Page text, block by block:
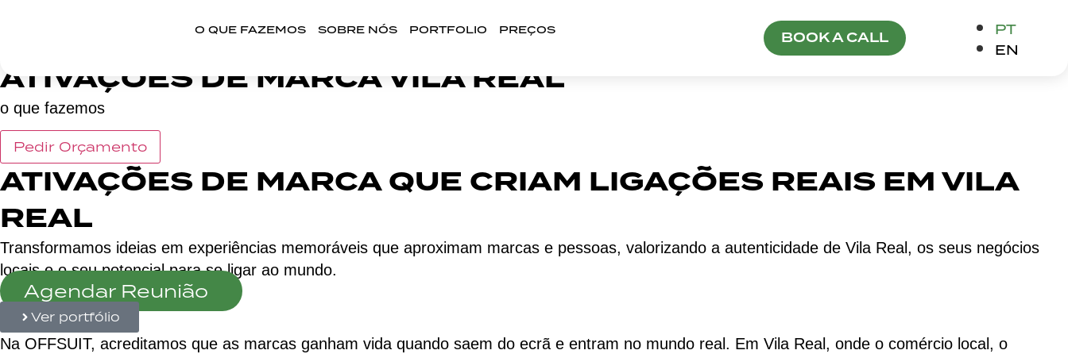
O QUE FAZEMOS SOBRE NÓS PORTFOLIO PREÇOS BOOK A CALL
PT
EN
ATIVAÇÕES DE MARCA VILA REAL
o que fazemos
Pedir Orçamento
ATIVAÇÕES DE MARCA QUE CRIAM LIGAÇÕES REAIS EM VILA
REAL
Transformamos ideias em experiências memoráveis que aproximam marcas e pessoas, valorizando a autenticidade de Vila Real, os seus negócios
locais e o seu potencial para se ligar ao mundo.
Agendar Reunião
Ver portfólio
Na OFFSUIT, acreditamos que as marcas ganham vida quando saem do ecrã e entram no mundo real. Em Vila Real, onde o comércio local, o